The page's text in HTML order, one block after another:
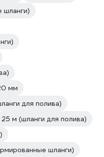
шланги)
мм
для полива)
25 м (шланги для полива)
шланги)